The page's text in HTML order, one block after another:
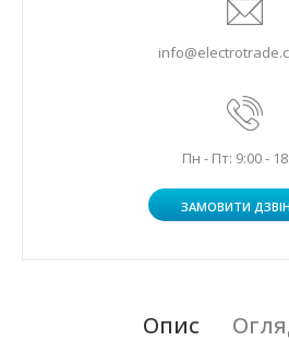
Пн - Пт: 9:00 -
ЗАМОВИТИ
Опис